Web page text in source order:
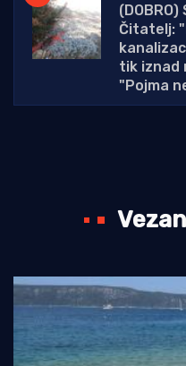
(DOBRO)
Čitatelj:
tik iznad
"Pojma